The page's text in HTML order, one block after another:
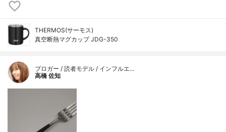
THERMOS(サーモス)
真空断熱マグカップ JDG-350
ブロガー / 読者モデル / インフルエ…
高橋 佐知